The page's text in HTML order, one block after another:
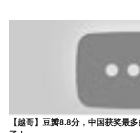
【越哥】豆瓣8.8分，中国获奖最